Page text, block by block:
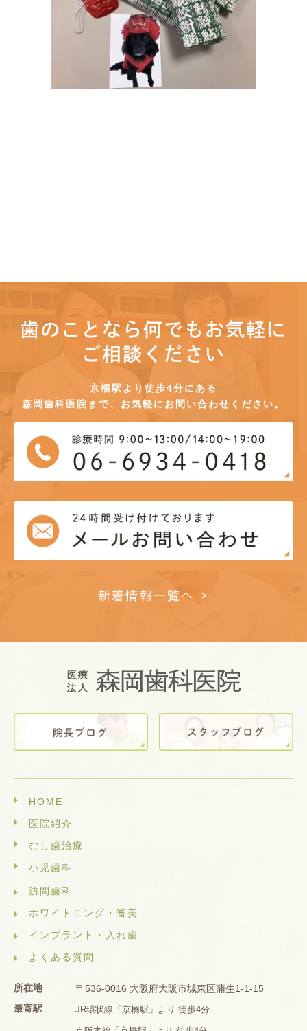
歯のことなら何でもお気軽に
ご相談ください
京橋駅より徒歩4分にある
森岡歯科医院まで、お気軽にお問い合わせください。
新着情報一覧へ >
HOME
医院紹介
むし歯治療
小児歯科
訪問歯科
ホワイトニング・審美
インプラント・入れ歯
よくある質問
所在地
〒536-0016 大阪府大阪市城東区蒲生1-1-15
最寄駅
JR環状線「京橋駅」より 徒歩4分